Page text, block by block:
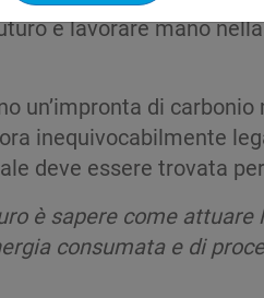
e lavorare mano
un’impronta di
inequivocabilmente
deve essere trovata
è sapere come
consumata e di